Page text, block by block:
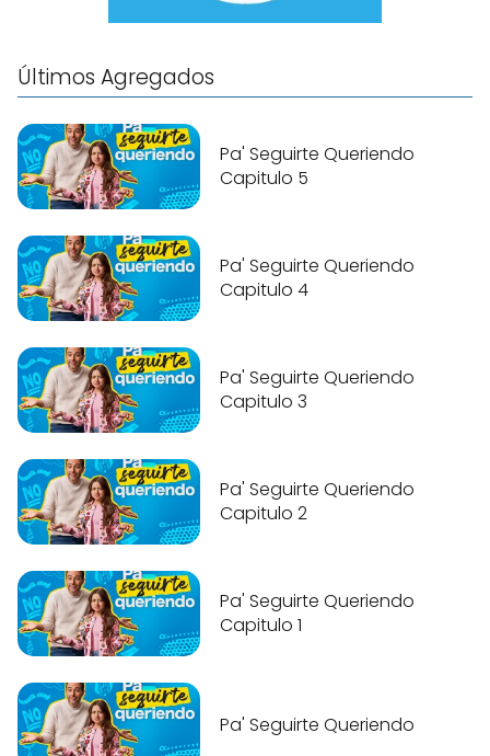
Últimos Agregados
Pa' Seguirte Queriendo
Capitulo 5
Pa' Seguirte Queriendo
Capitulo 4
Pa' Seguirte Queriendo
Capitulo 3
Pa' Seguirte Queriendo
Capitulo 2
Pa' Seguirte Queriendo
Capitulo 1
Pa' Seguirte Queriendo